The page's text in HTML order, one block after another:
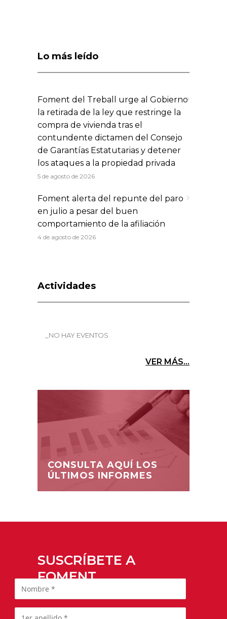
Lo más leído
Foment del Treball urge al Gobierno
la retirada de la ley que restringe la
compra de vivienda tras el
contundente dictamen del Consejo
de Garantías Estatutarias y detener
los ataques a la propiedad privada
5 de agosto de 2026
Foment alerta del repunte del paro
en julio a pesar del buen
comportamiento de la afiliación
4 de agosto de 2026
Actividades
_NO HAY EVENTOS
VER MÁS...
CONSULTA AQUÍ LOS
ÚLTIMOS INFORMES
SUSCRÍBETE A
FOMENT